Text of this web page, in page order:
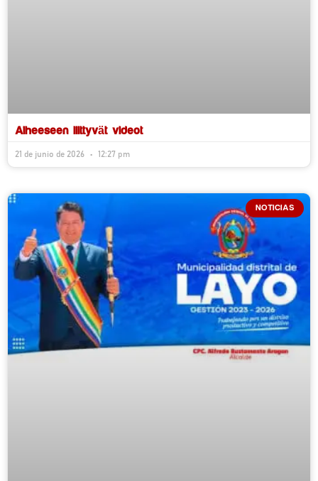
Aiheeseen liittyvät videot
21 de junio de 2026 12:27 pm
NOTICIAS